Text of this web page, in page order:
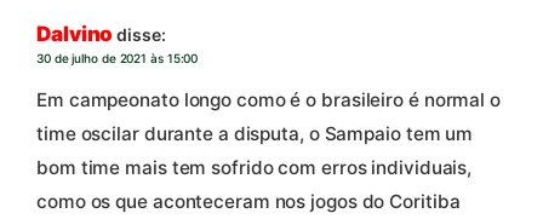
Dalvino disse:
30 de julho de 2021 às 15:00
Em campeonato longo como é o brasileiro é normal o
time oscilar durante a disputa, o Sampaio tem um
bom time mais tem sofrido com erros individuais,
como os que aconteceram nos jogos do Coritiba